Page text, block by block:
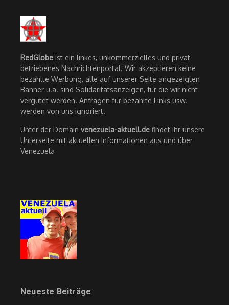
RedGlobe ist ein linkes, unkommerzielles und privat
betriebenes Nachrichtenportal. Wir akzeptieren keine
bezahlte Werbung, alle auf unserer Seite angezeigten
Banner u.ä. sind Solidaritätsanzeigen, für die wir nicht
vergütet werden. Anfragen für bezahlte Links usw.
werden von uns ignoriert.
Unter der Domain venezuela-aktuell.de findet Ihr unsere
Unterseite mit aktuellen Informationen aus und über
Venezuela
Neueste Beiträge